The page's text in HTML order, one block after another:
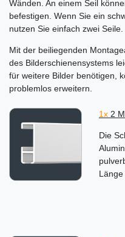
Wänden. An einem Seil
befestigen. Wenn Sie ein
nutzen Sie einfach zwei Seile.
Mit der beiliegenden
des Bilderschienensystems
für weitere Bilder benötigen,
problemlos erweitern.
1x 2
Die
Länge